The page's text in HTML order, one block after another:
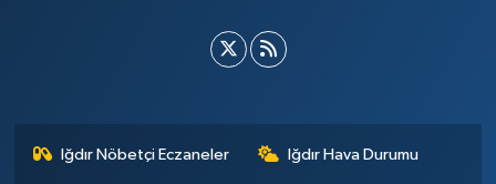
Iğdır Nöbetçi Eczaneler Iğdır Hava Durumu